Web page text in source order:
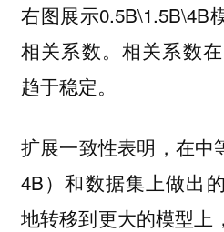
右图展示0.5B\1.5B\4B
相关系数。相关系数
趋于稳定。
扩展一致性表明，在
4B）和数据集上做出
地转移到更大的模型上